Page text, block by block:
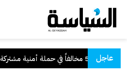
عاجل
بالتعاون مع "القوى العاملة"